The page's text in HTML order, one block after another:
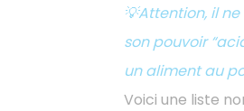
💡Attention, il
son pouvoir
un aliment au
Voici une liste